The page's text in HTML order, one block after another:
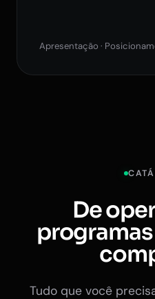
Apresentação ·
De
Tudo que você